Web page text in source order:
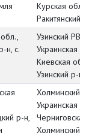
Курская обл.,
Ракитянский р-н
н, с.
Узинский РВК,
Украинская ССР,
Киевская обл.,
Узинский р-н
р-н,
Холминский РВК,
Украинская ССР,
Черниговская
Холминский р-н